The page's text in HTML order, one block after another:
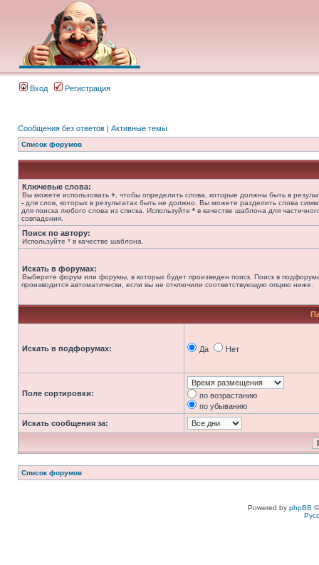
Вход Регистрация
Сообщения без ответов | Активные темы
Список форумов
Ключевые слова:
Вы можете использовать + , чтобы определить слова, которые должны быть в
- для слов, которых в результатах быть не должно. Вы можете разделить слова
для поиска любого слова из списка. Используйте * в качестве шаблона для
совпадения.
Поиск по автору:
Используйте * в качестве шаблона.
Искать в форумах:
Выберите форум или форумы, в которых будет произведен поиск. Поиск в
производится автоматически, если вы не отключили соответствующую опцию ниже.
Искать в подфорумах: Да Нет
Поле сортировки:
по возрастанию
по убыванию
Искать сообщения за:
Список форумов
Powered by phpBB